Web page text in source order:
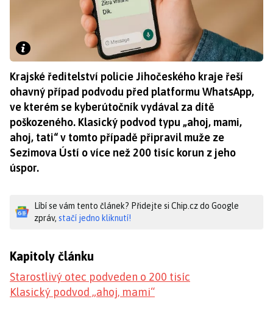
Krajské ředitelství policie Jihočeského kraje řeší
ohavný případ podvodu před platformu WhatsApp,
ve kterém se kyberútočník vydával za dítě
poškozeného. Klasický podvod typu „ahoj, mami,
ahoj, tati“ v tomto případě připravil muže ze
Sezimova Ústí o více než 200 tisíc korun z jeho
úspor.
Líbí se vám tento článek? Přidejte si Chip.cz do Google
zpráv, stačí jedno kliknutí!
Kapitoly článku
Starostlivý otec podveden o 200 tisíc
Klasický podvod „ahoj, mami“